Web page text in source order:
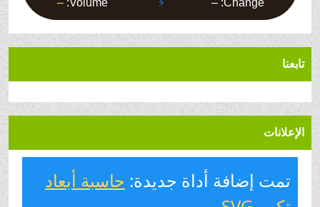
تابعنا
الإعلانات
تمت إضافة أداة جديدة:حاسبة أبعاد